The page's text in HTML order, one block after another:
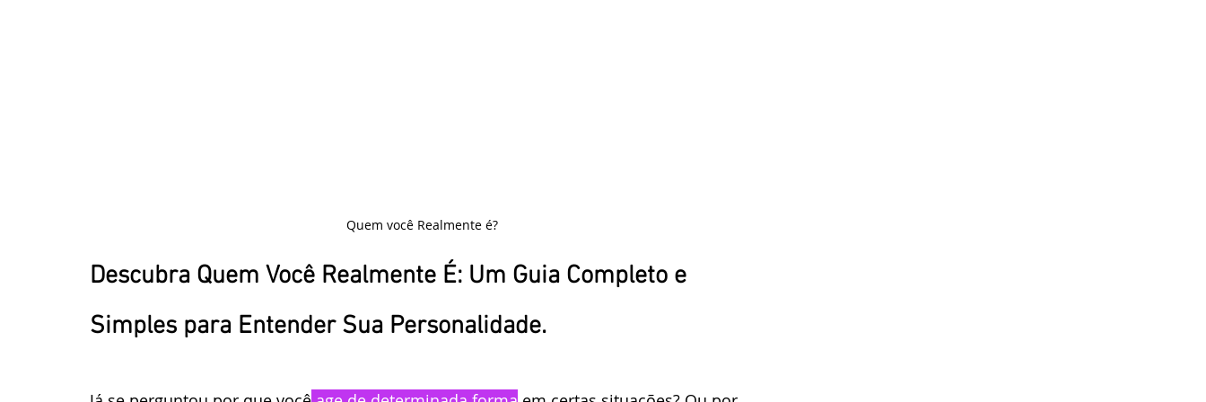
Quem você Realmente é?
Descubra Quem Você Realmente É: Um Guia Completo e
Simples para Entender Sua Personalidade.